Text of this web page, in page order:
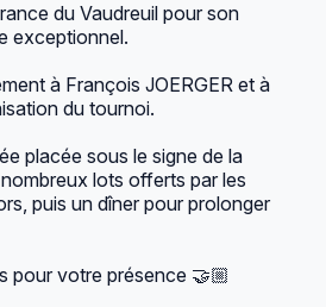
du Vaudreuil pour son
exceptionnel.
à François JOERGER et à
du tournoi.
placée sous le signe de la
lots offerts par les
puis un dîner pour prolonger
pour votre présence 🤝🏼